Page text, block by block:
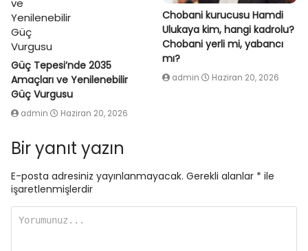
Güç Tepesi’nde 2035
Amaçları ve Yenilenebilir
Güç Vurgusu
admin Haziran 20, 2026
Chobani kurucusu Hamdi
Ulukaya kim, hangi kadrolu?
Chobani yerli mi, yabancı
mı?
admin Haziran 20, 2026
Bir yanıt yazın
E-posta adresiniz yayınlanmayacak. Gerekli alanlar * ile
işaretlenmişlerdir